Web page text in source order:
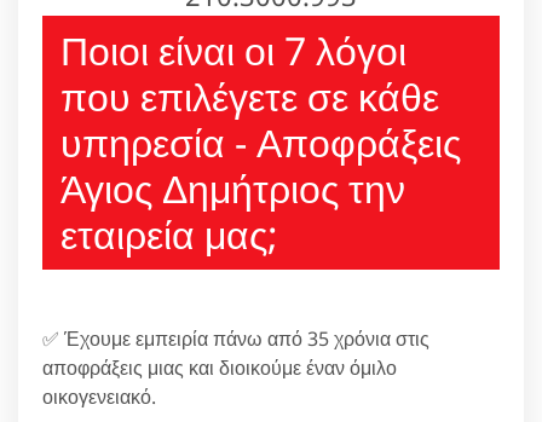
Ποιοι είναι οι 7 λόγοι
που επιλέγετε σε κάθε
υπηρεσία - Αποφράξεις
Άγιος Δημήτριος την
εταιρεία μας;
✅ Έχουμε εμπειρία πάνω από 35 χρόνια στις
αποφράξεις μιας και διοικούμε έναν όμιλο
οικογενειακό.